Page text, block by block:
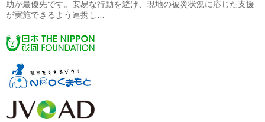
助が最優先です。安易な行動を避け、現地の被災状況に応じた支援
が実施できるよう連携し...